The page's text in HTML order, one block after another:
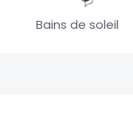
Bains de soleil